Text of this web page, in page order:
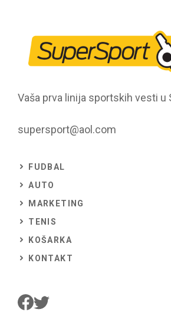
Vaša prva linija sportskih vesti u
supersport@aol.com
FUDBAL
AUTO
MARKETING
TENIS
KOŠARKA
KONTAKT